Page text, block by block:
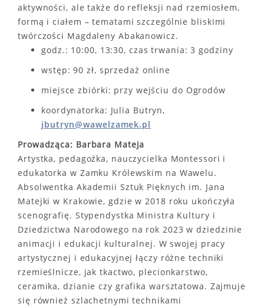
aktywności, ale także do refleksji nad rzemiosłem,
formą i ciałem – tematami szczególnie bliskimi
twórczości Magdaleny Abakanowicz.
godz.: 10:00, 13:30, czas trwania: 3 godziny
wstęp: 90 zł, sprzedaż online
miejsce zbiórki: przy wejściu do Ogrodów
koordynatorka: Julia Butryn,
jbutryn@wawelzamek.pl
Prowadząca: Barbara Mateja
Artystka, pedagożka, nauczycielka Montessori i
edukatorka w Zamku Królewskim na Wawelu.
Absolwentka Akademii Sztuk Pięknych im. Jana
Matejki w Krakowie, gdzie w 2018 roku ukończyła
scenografię. Stypendystka Ministra Kultury i
Dziedzictwa Narodowego na rok 2023 w dziedzinie
animacji i edukacji kulturalnej. W swojej pracy
artystycznej i edukacyjnej łączy różne techniki
rzemieślnicze, jak tkactwo, plecionkarstwo,
ceramika, dzianie czy grafika warsztatowa. Zajmuje
się również szlachetnymi technikami